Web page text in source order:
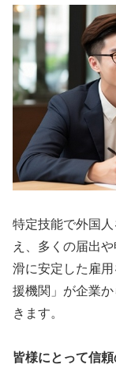
特定技能で外国
え、多くの届出
滑に安定した雇
援機関」が企業
きます。
皆様にとって信